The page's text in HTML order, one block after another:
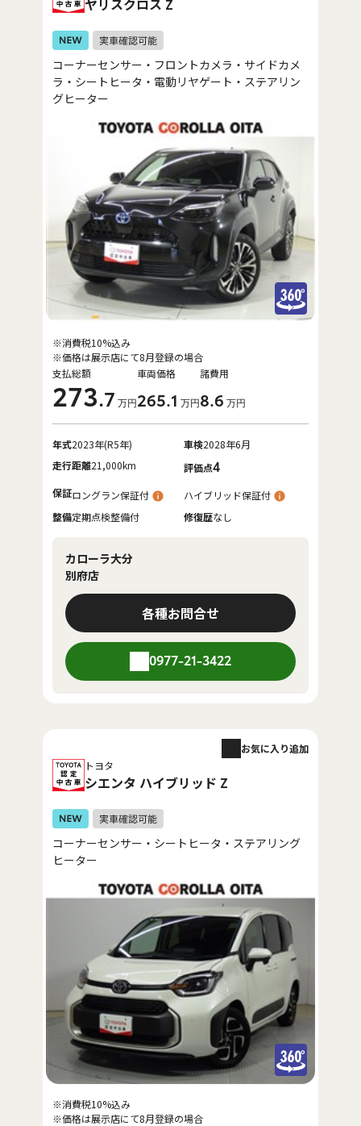
ヤリスクロス Z
コーナーセンサー・フロントカメラ・サイドカメ
ラ・シートヒータ・電動リヤゲート・ステアリン
グヒーター
支払総額
273.7 万円
車両価格
265.1 万円
諸費用
8.6 万円
※消費税10%込み
※価格は展示店にて8月登録の場合
年式2023年(R5年) 車検2028年6月
走行距離21,000km 評価点4
保証ロングラン保証付
ハイブリッド保証付
整備定期点検整備付 修復歴なし
カローラ大分
別府店
各種お問合せ
0977-21-3422
トヨタ
シエンタ ハイブリッド Z
お気に入り追加
コーナーセンサー・シートヒータ・ステアリング
ヒーター
※消費税10%込み
※価格は展示店にて8月登録の場合